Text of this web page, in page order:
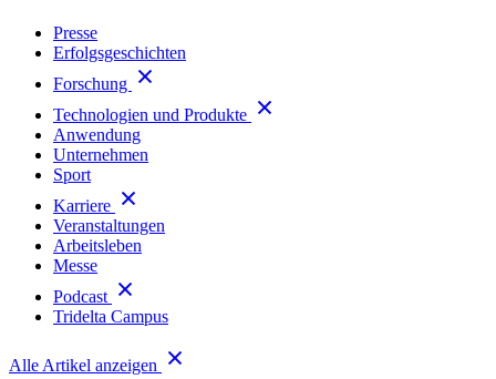
Presse
Erfolgsgeschichten
Forschung
Technologien und Produkte
Anwendung
Unternehmen
Sport
Karriere
Veranstaltungen
Arbeitsleben
Messe
Podcast
Tridelta Campus
Alle Artikel anzeigen